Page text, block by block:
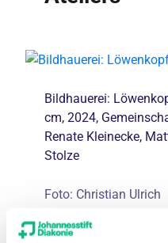
Bildhauerei:
cm, 2024,
Renate Kleinecke,
Stolze
Foto: Christian Ulrich